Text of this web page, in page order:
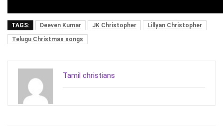
TAGS: Deeven Kumar JK Christopher
Lillyan Christopher
Telugu Christmas songs
Tamil christians